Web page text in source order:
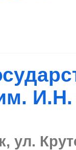
ул.